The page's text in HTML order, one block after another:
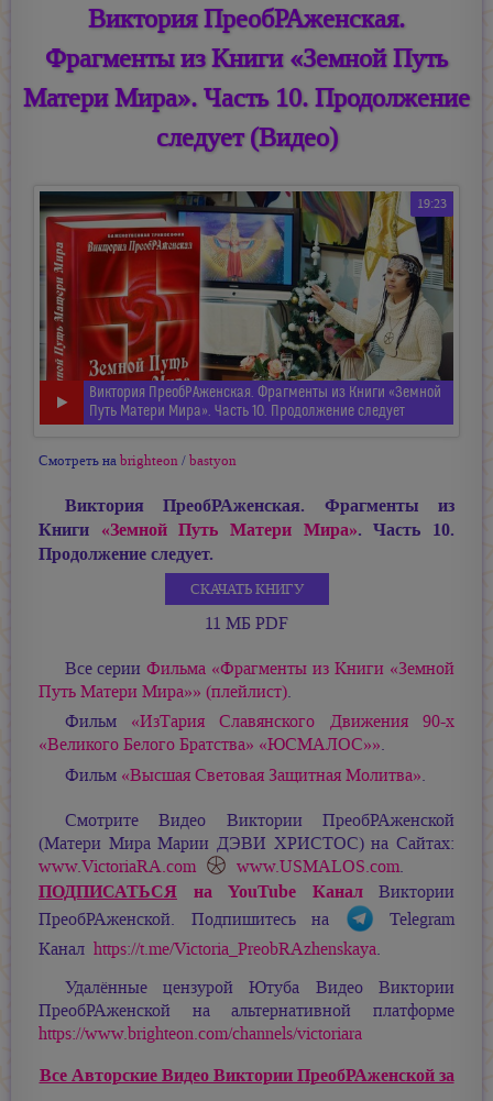
Виктория ПреобРАженская.
Фрагменты из Книги «Земной Путь
Матери Мира». Часть 10. Продолжение
следует (Видео)
19:23
Виктория ПреобРАженская. Фрагменты из Книги «Земной
Путь Матери Мира». Часть 10. Продолжение следует
Смотреть наbrighteon/bastyon
Виктория ПреобРАженская. Фрагменты из
Книги «Земной Путь Матери Мира». Часть 10.
Продолжение следует.
СКАЧАТЬ КНИГУ
11 МБ PDF
Все серииФильма «Фрагменты из Книги «Земной
Путь Матери Мира»» (плейлист).
Фильм «ИзТария Славянского Движения 90-х
«Великого Белого Братства» «ЮСМАЛОС»».
Фильм «Высшая Световая Защитная Молитва».
Смотрите Видео Виктории ПреобРАженской
(Матери МираМарии ДЭВИ ХРИСТОС) на Сайтах:
www.VictoriaRA.com
www.USMALOS.com.
ПОДПИСАТЬСЯ на YouTube КаналВиктории
ПреобРАженской. Подпишитесь на
Telegram
Канал https://t.me/Victoria_PreobRAzhenskaya.
Удалённые цензурой Ютуба Видео Виктории
ПреобРАженской на альтернативной платформе
https://www.brighteon.com/channels/victoriara
Все Авторские Видео Виктории ПреобРАженской за